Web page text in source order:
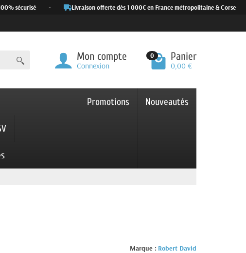
sécurisé Livraison offerte dès 1 000€ en France métropolitaine & Corse
Mon compte
Connexion
0 Panier
0,00 €
Promotions Nouveautés
Marque : Robert David